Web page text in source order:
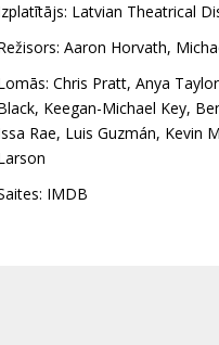
Latvian Theatrical
Aaron Horvath,
Chris Pratt, Anya
, Keegan-Michael Key,
Rae, Luis Guzmán, Kevin
IMDB